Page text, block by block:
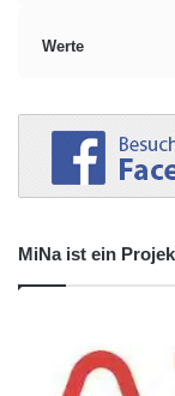
Werte
MiNa ist ein